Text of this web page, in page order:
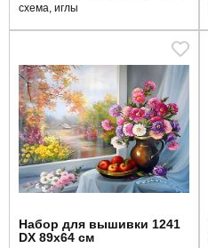
схема, иглы
Набор для вышивки 1241
DX 89х64 см